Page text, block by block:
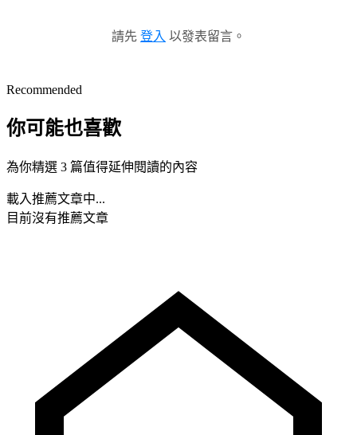
請先 登入 以發表留言。
Recommended
你可能也喜歡
為你精選 3 篇值得延伸閱讀的內容
載入推薦文章中...
目前沒有推薦文章